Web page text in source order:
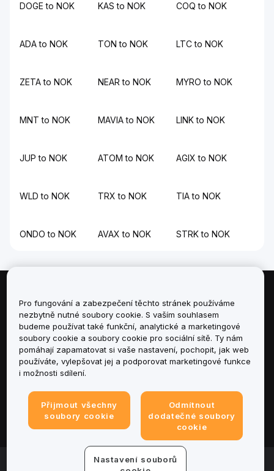
DOGE to NOK KAS to NOK COQ to NOK
ADA to NOK TON to NOK LTC to NOK
ZETA to NOK NEAR to NOK MYRO to NOK
MNT to NOK MAVIA to NOK LINK to NOK
JUP to NOK ATOM to NOK AGIX to NOK
WLD to NOK TRX to NOK TIA to NOK
ONDO to NOK AVAX to NOK STRK to NOK
Informace
Služby
podpora
Právní informace
© 2025-2026 Bybit.eu. All rights reserved.
Pro fungování a zabezpečení těchto stránek používáme
nezbytně nutné soubory cookie. S vaším souhlasem
budeme používat také funkční, analytické a marketingové
soubory cookie a soubory cookie pro sociální sítě. Ty nám
pomáhají zapamatovat si vaše nastavení, pochopit, jak web
používáte, vylepšovat jej a podporovat marketingové funkce
i možnosti sdílení.
Přijmout všechny
soubory cookie
Odmítnout
dodatečné soubory
cookie
Nastavení souborů